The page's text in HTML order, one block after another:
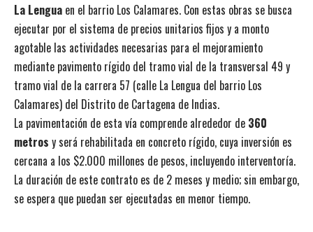
La Lengua en el barrio Los Calamares. Con estas obras se busca
ejecutar por el sistema de precios unitarios fijos y a monto
agotable las actividades necesarias para el mejoramiento
mediante pavimento rígido del tramo vial de la transversal 49 y
tramo vial de la carrera 57 (calle La Lengua del barrio Los
Calamares) del Distrito de Cartagena de Indias.
La pavimentación de esta vía comprende alrededor de 360
metros y será rehabilitada en concreto rígido, cuya inversión es
cercana a los $2.000 millones de pesos, incluyendo interventoría.
La duración de este contrato es de 2 meses y medio; sin embargo,
se espera que puedan ser ejecutadas en menor tiempo.